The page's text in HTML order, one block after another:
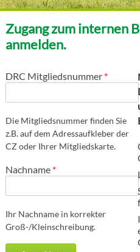
Zugang zum internen
anmelden.
DRC Mitgliedsnummer *
Die Mitgliedsnummer finden Sie
z.B. auf dem Adressaufkleber der
CZ oder Ihrer Mitgliedskarte.
Nachname *
Ihr Nachname in korrekter
Groß-/Kleinschreibung.